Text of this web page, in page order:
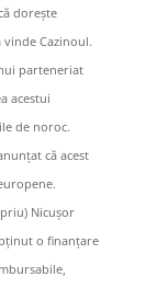
dorește
Cazinoul.
parteneriat
acestui
de noroc.
că acest
Nicușor
o finanțare